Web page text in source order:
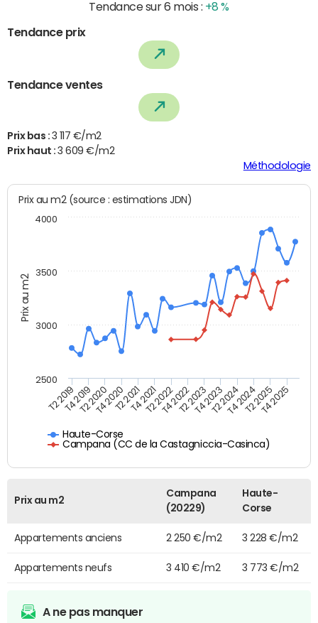
Tendance sur 6 mois : +8 %
Tendance prix
Tendance ventes
Prix bas : 3 117 €/m2
Prix haut :3 609 €/m2
Méthodologie
Prix au m2
Prix au m2 (source : estimations JDN)
Haute-Corse
Campana (CC de la Castagniccia-Casinca)
T2 2019T4 2019T2 2020T4 2020T2 2021T4 2021T2 2022T4 2022T2 2023T4 2023T2 2024T4 2024T2 2025T4 2025
2500
3000
3500
4000
Prix au m2
Campana
(20229)
Haute-
Corse
Appartements anciens 2 250 €/m2 3 228 €/m2
Appartements neufs 3 410 €/m2 3 773 €/m2
A ne pas manquer